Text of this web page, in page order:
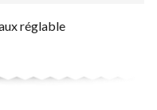
réglable